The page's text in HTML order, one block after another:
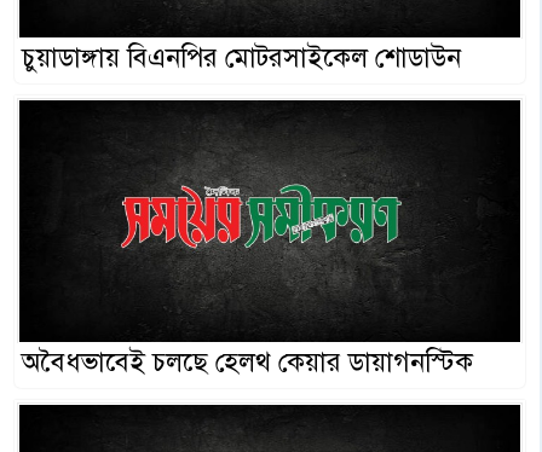
চুয়াডাঙ্গায় বিএনপির মোটরসাইকেল শোডাউন
অবৈধভাবেই চলছে হেলথ কেয়ার ডায়াগনস্টিক